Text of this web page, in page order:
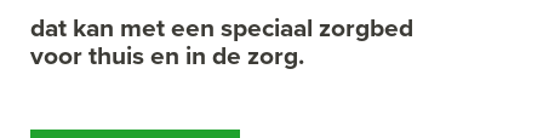
dat kan met een speciaal zorgbed
voor thuis en in de zorg.